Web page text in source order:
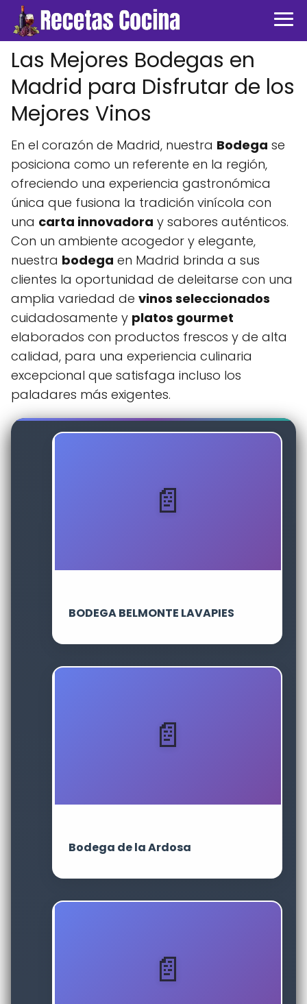
Las Mejores Bodegas en
Madrid para Disfrutar de los
Mejores Vinos
En el corazón de Madrid, nuestra Bodega se
posiciona como un referente en la región,
ofreciendo una experiencia gastronómica
única que fusiona la tradición vinícola con
una carta innovadora y sabores auténticos.
Con un ambiente acogedor y elegante,
nuestra bodega en Madrid brinda a sus
clientes la oportunidad de deleitarse con una
amplia variedad de vinos seleccionados
cuidadosamente y platos gourmet
elaborados con productos frescos y de alta
calidad, para una experiencia culinaria
excepcional que satisfaga incluso los
paladares más exigentes.
BODEGA BELMONTE LAVAPIES
Bodega de la Ardosa